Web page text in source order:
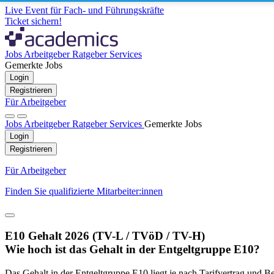
Live Event für Fach- und Führungskräfte
Ticket sichern!
Jobs ArbeitgeberRatgeber Services
Gemerkte Jobs
Login
Registrieren
Für Arbeitgeber
Jobs ArbeitgeberRatgeber Services Gemerkte Jobs
Login
Registrieren
Für Arbeitgeber
Finden Sie qualifizierte Mitarbeiter:innen
E10 Gehalt 2026 (TV-L / TVöD / TV-H)
Wie hoch ist das Gehalt in der Entgeltgruppe E10?